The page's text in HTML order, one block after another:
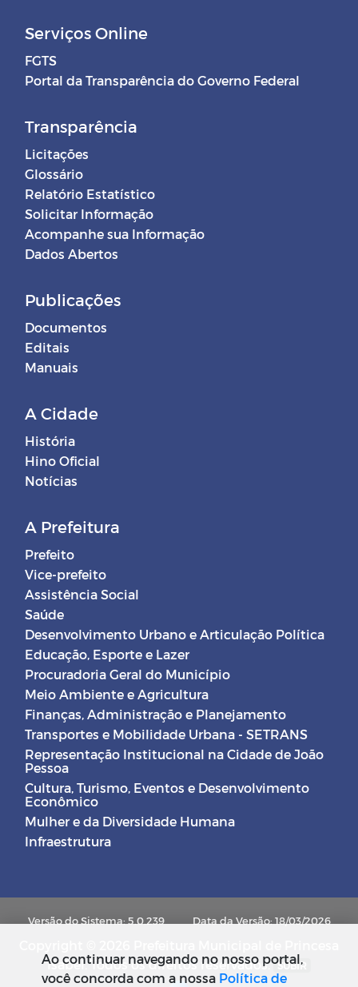
Serviços Online
FGTS
Portal da Transparência do Governo Federal
Transparência
Licitações
Glossário
Relatório Estatístico
Solicitar Informação
Acompanhe sua Informação
Dados Abertos
Publicações
Documentos
Editais
Manuais
A Cidade
História
Hino Oficial
Notícias
A Prefeitura
Prefeito
Vice-prefeito
Assistência Social
Saúde
Desenvolvimento Urbano e Articulação Política
Educação, Esporte e Lazer
Procuradoria Geral do Município
Meio Ambiente e Agricultura
Finanças, Administração e Planejamento
Transportes e Mobilidade Urbana - SETRANS
Representação Institucional na Cidade de João
Pessoa
Cultura, Turismo, Eventos e Desenvolvimento
Econômico
Mulher e da Diversidade Humana
Infraestrutura
Versão do Sistema: 5.0.239 Data da Versão: 18/03/2026
Isabel. Todos os direitos reservados. SUBIR
Ao continuar navegando no nosso portal,
você concorda com a nossa Política de